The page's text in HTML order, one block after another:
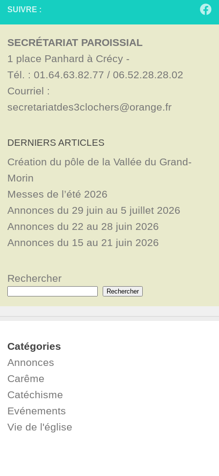
SUIVRE :
SECRÉTARIAT PAROISSIAL
1 place Panhard à Crécy -
Tél. : 01.64.63.82.77 / 06.52.28.28.02
Courriel :
secretariatdes3clochers@orange.fr
DERNIERS ARTICLES
Création du pôle de la Vallée du Grand-
Morin
Messes de l’été 2026
Annonces du 29 juin au 5 juillet 2026
Annonces du 22 au 28 juin 2026
Annonces du 15 au 21 juin 2026
Rechercher
Rechercher
Catégories
Annonces
Carême
Catéchisme
Evénements
Vie de l'église